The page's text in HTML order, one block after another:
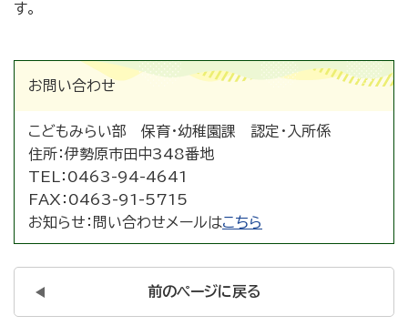
す。
お問い合わせ
こどもみらい部 保育・幼稚園課 認定・入所係
住所：伊勢原市田中348番地
TEL： 0463-94-4641
FAX： 0463-91-5715
お知らせ： 問い合わせメールはこちら
前のページに戻る